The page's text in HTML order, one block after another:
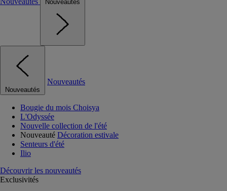
Nouveautés
Nouveautés
Nouveautés
Bougie du mois Choisya
L'Odyssée
Nouvelle collection de l'été
Nouveauté Décoration estivale
Senteurs d'été
Ilio
Découvrir les nouveautés
Exclusivités